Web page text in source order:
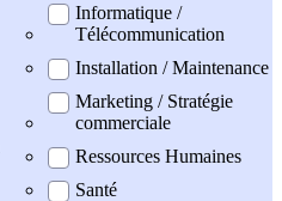
Informatique /
Télécommunication
Installation / Maintenance
Marketing / Stratégie
commerciale
Ressources Humaines
Santé